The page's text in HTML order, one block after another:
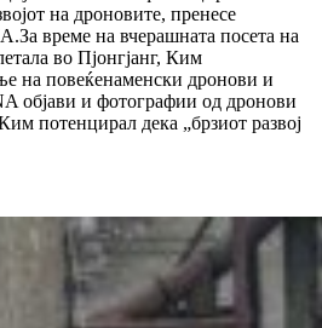
на дроновите, пренесе
време на вчерашната посета на
во Пјонгјанг, Ким
на повеќенаменски дронови и
објави и фотографии од дронови
потенцирал дека „брзиот развој